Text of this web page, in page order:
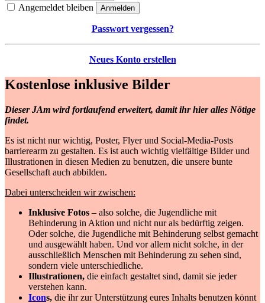
Angemeldet bleiben
Anmelden
Passwort vergessen?
Neues Konto erstellen
Kostenlose inklusive Bilder
Dieser JAm wird fortlaufend erweitert, damit ihr hier alles Nötige
findet.
Es ist nicht nur wichtig, Poster, Flyer und Social-Media-Posts
barrierearm zu gestalten. Es ist auch wichtig vielfältige Bilder und
Illustrationen in diesen Medien zu benutzen, die unsere bunte
Gesellschaft auch abbilden.
Dabei unterscheiden wir zwischen:
Inklusive Fotos – also solche, die Jugendliche mit
Behinderung in Aktion und nicht nur als bedürftig zeigen.
Oder solche, die Jugendliche mit Behinderung selbst gemacht
und ausgewählt haben. Und vor allem nicht solche, in der
ausschließlich Menschen mit Behinderung zu sehen sind,
sondern viele unterschiedliche.
Illustrationen, die einfach gestaltet sind, damit sie jeder
verstehen kann.
Icons, die ihr zur Unterstützung eures Inhalts benutzen könnt